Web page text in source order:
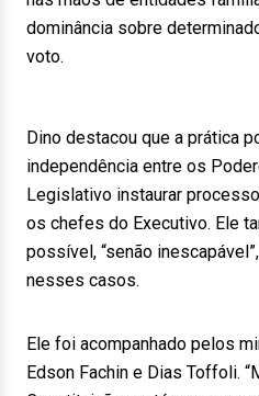
dominância sobre
voto.
Dino destacou que a prática
independência entre os
Legislativo instaurar
os chefes do Executivo. Ele
possível, “senão
nesses casos.
Ele foi acompanhado pelos
Edson Fachin e Dias Toffoli.